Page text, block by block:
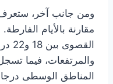
ومن جانب آخر، ستعرف
مقارنة بالأيام
والمرتفعات، فيما